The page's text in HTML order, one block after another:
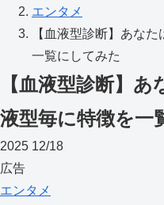
エンタメ
【血液型診断】あな
一覧にしてみた
【血液型診断】
液型毎に特徴を一
2025 12/18
広告
エンタメ